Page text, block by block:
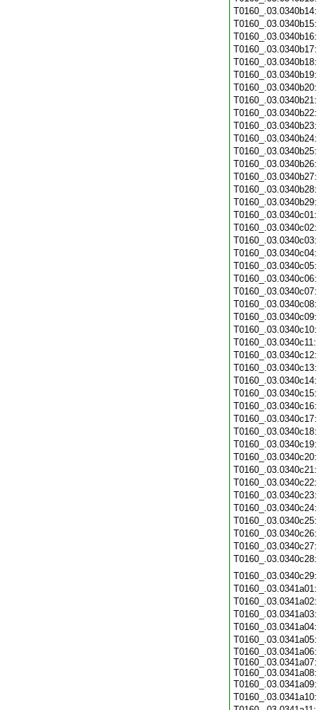
T0160_.03.0341a06:
T0160_.03.0341a07:
T0160_.03.0341a08: